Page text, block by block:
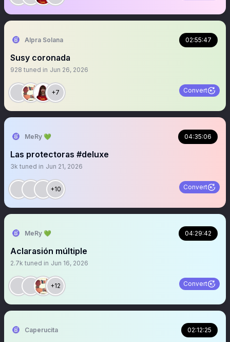
Alpra Solana 02:55:47
Susy coronada
928 tuned in Jun 26, 2026
+7 Convert
MeRy 💚 04:35:06
Las protectoras #deluxe
3k tuned in Jun 21, 2026
+10 Convert
MeRy 💚 04:29:42
Aclarasión múltiple
2.7k tuned in Jun 16, 2026
+12 Convert
Caperucita 02:12:25